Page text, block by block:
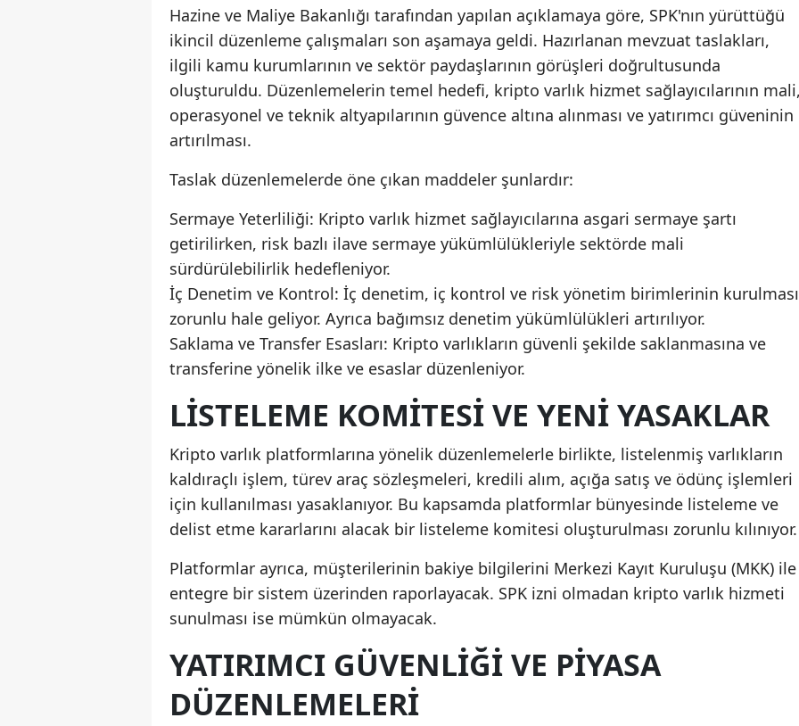
Hazine ve Maliye Bakanlığı tarafından yapılan açıklamaya göre, SPK'nın yürüttüğü
ikincil düzenleme çalışmaları son aşamaya geldi. Hazırlanan mevzuat taslakları,
ilgili kamu kurumlarının ve sektör paydaşlarının görüşleri doğrultusunda
oluşturuldu. Düzenlemelerin temel hedefi, kripto varlık hizmet sağlayıcılarının
operasyonel ve teknik altyapılarının güvence altına alınması ve yatırımcı güveninin
artırılması.
Taslak düzenlemelerde öne çıkan maddeler şunlardır:
Sermaye Yeterliliği: Kripto varlık hizmet sağlayıcılarına asgari sermaye şartı
getirilirken, risk bazlı ilave sermaye yükümlülükleriyle sektörde mali
sürdürülebilirlik hedefleniyor.
İç Denetim ve Kontrol: İç denetim, iç kontrol ve risk yönetim birimlerinin kurulması
zorunlu hale geliyor. Ayrıca bağımsız denetim yükümlülükleri artırılıyor.
Saklama ve Transfer Esasları: Kripto varlıkların güvenli şekilde saklanmasına ve
transferine yönelik ilke ve esaslar düzenleniyor.
LISTELEME KOMITESI VE YENI YASAKLAR
Kripto varlık platformlarına yönelik düzenlemelerle birlikte, listelenmiş varlıkların
kaldıraçlı işlem, türev araç sözleşmeleri, kredili alım, açığa satış ve ödünç işlemleri
için kullanılması yasaklanıyor. Bu kapsamda platformlar bünyesinde listeleme ve
delist etme kararlarını alacak bir listeleme komitesi oluşturulması zorunlu kılınıyor.
Platformlar ayrıca, müşterilerinin bakiye bilgilerini Merkezi Kayıt Kuruluşu (MKK) ile
entegre bir sistem üzerinden raporlayacak. SPK izni olmadan kripto varlık hizmeti
sunulması ise mümkün olmayacak.
YATIRIMCI GÜVENLIĞI VE PIYASA
DÜZENLEMELERI